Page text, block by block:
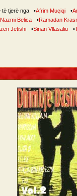
të tjerë nga •Afrim Muçiqi •
Nazmi Belica •Ramadan
Jetishi •Sinan Vllasaliu •